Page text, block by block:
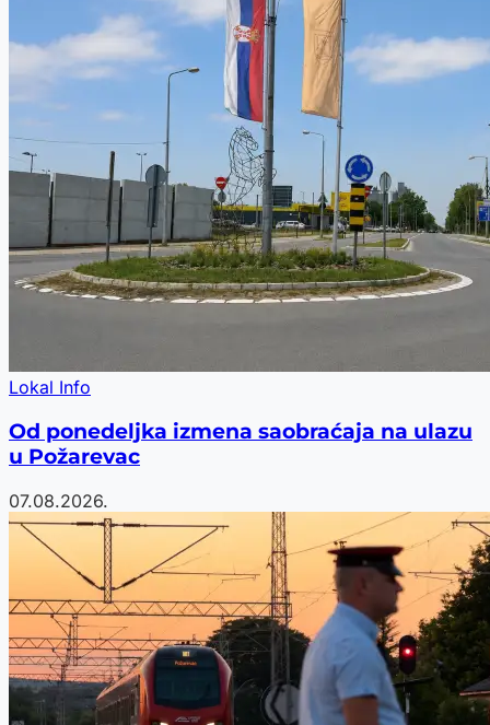
Lokal Info
Od ponedeljka izmena saobraćaja na ulazu
u Požarevac
07.08.2026.